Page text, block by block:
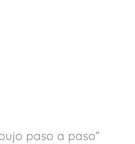
paso a paso”